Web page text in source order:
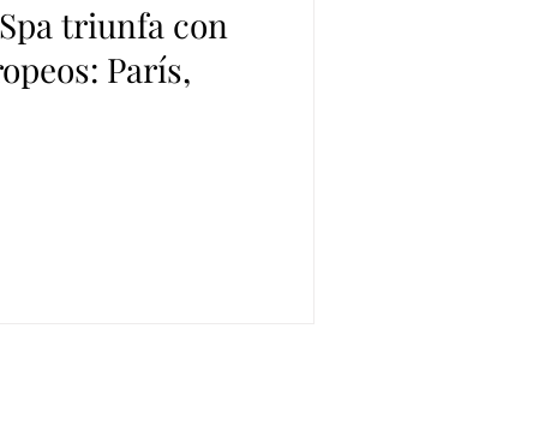
triunfa con
París,